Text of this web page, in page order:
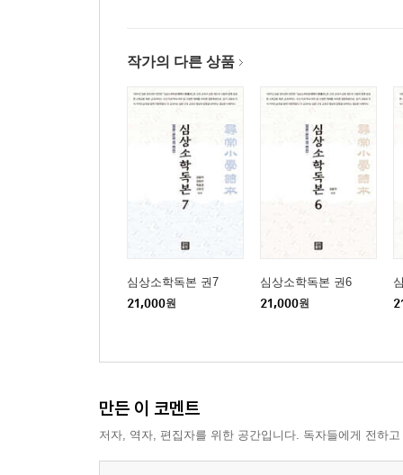
작가의 다른 상품
심상소학독본 권7
21,000원
심상소학독본 권6
21,000원
만든 이 코멘트
저자, 역자, 편집자를 위한 공간입니다. 독자들에게 전하